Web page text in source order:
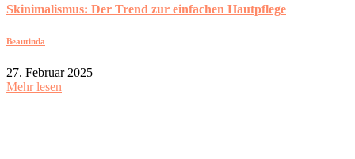
Skinimalismus: Der Trend zur einfachen Hautpflege
Beautinda
27. Februar 2025
Mehr lesen